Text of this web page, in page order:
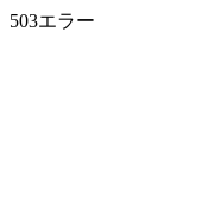
503エラー